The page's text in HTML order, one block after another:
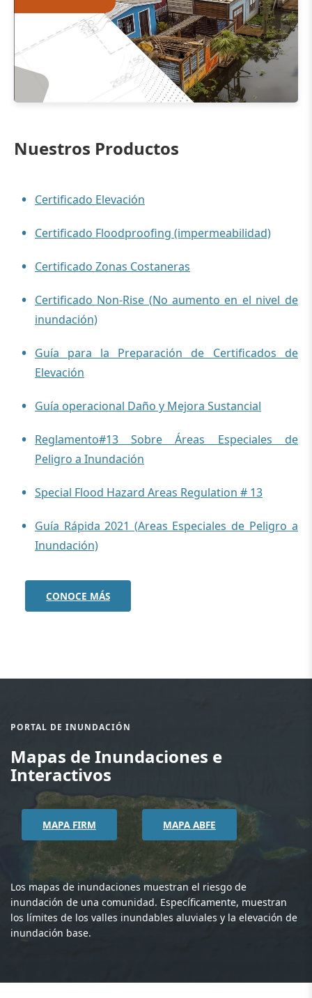
Nuestros Productos
Certificado Elevación
Certificado Floodproofing (impermeabilidad)
Certificado Zonas Costaneras
Certificado Non-Rise (No aumento en el nivel de
inundación)
Guía para la Preparación de Certificados de
Elevación
Guía operacional Daño y Mejora Sustancial
Reglamento#13 Sobre Áreas Especiales de
Peligro a Inundación
Special Flood Hazard Areas Regulation # 13
Guía Rápida 2021 (Areas Especiales de Peligro a
Inundación)
CONOCE MÁS
PORTAL DE INUNDACIÓN
Mapas de Inundaciones e
Interactivos
MAPA FIRM MAPA ABFE
Los mapas de inundaciones muestran el riesgo de
inundación de una comunidad. Específicamente, muestran
los límites de los valles inundables aluviales y la elevación de
inundación base.